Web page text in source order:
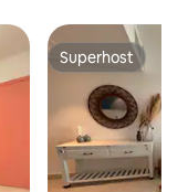
Superhost
Superhost